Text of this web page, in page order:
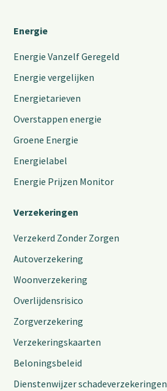
Energie
Energie Vanzelf Geregeld
Energie vergelijken
Energietarieven
Overstappen energie
Groene Energie
Energielabel
Energie Prijzen Monitor
Verzekeringen
Verzekerd Zonder Zorgen
Autoverzekering
Woonverzekering
Overlijdensrisico
Zorgverzekering
Verzekeringskaarten
Beloningsbeleid
Dienstenwijzer schadeverzekeringen